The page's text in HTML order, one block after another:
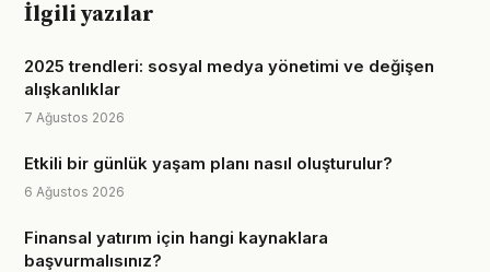
İlgili yazılar
2025 trendleri: sosyal medya yönetimi ve değişen
alışkanlıklar
7 Ağustos 2026
Etkili bir günlük yaşam planı nasıl oluşturulur?
6 Ağustos 2026
Finansal yatırım için hangi kaynaklara
başvurmalısınız?